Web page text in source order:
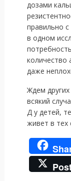
дозами
правильно
в одном
количество
даже
Ждем
всякий
Д у детей,
живет в тех